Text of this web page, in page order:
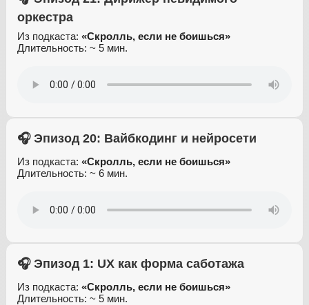
оркестра
Из подкаста: «Скролль, если не боишься»
Длительность: ~ 5 мин.
🎧 Эпизод 20: Вайбкодинг и нейросети
Из подкаста: «Скролль, если не боишься»
Длительность: ~ 6 мин.
🎧 Эпизод 1: UX как форма саботажа
Из подкаста: «Скролль, если не боишься»
Длительность: ~ 5 мин.